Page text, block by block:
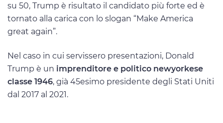
su 50, Trump è risultato il candidato più forte ed è
tornato alla carica con lo slogan “Make America
great again”.
Nel caso in cui servissero presentazioni, Donald
Trump è un imprenditore e politico newyorkese
classe 1946, già 45esimo presidente degli Stati Uniti
dal 2017 al 2021.